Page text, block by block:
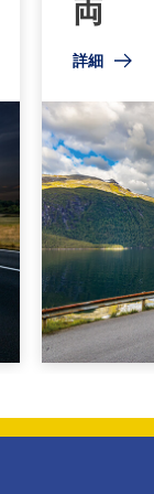
両
詳細